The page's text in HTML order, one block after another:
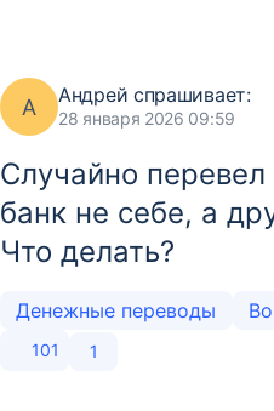
А Андрей спрашивает:
28 января 2026 09:59
Случайно
банк не себе, а
Что делать?
Денежные переводы
101 1